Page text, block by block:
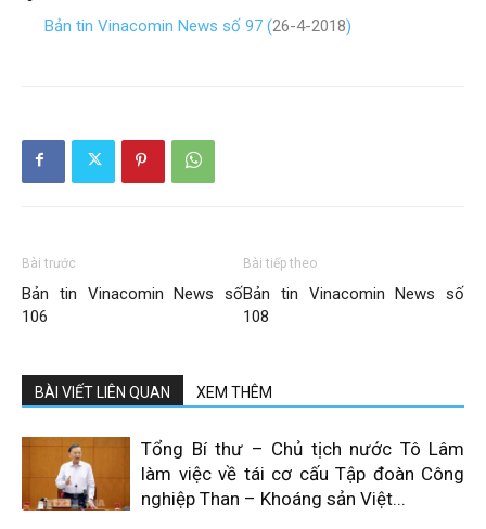
Bản tin Vinacomin News số 97 (26-4-2018)
Bài trước
Bản tin Vinacomin News số
106
Bài tiếp theo
Bản tin Vinacomin News số
108
BÀI VIẾT LIÊN QUAN XEM THÊM
Tổng Bí thư – Chủ tịch nước Tô Lâm
làm việc về tái cơ cấu Tập đoàn Công
nghiệp Than – Khoáng sản Việt...